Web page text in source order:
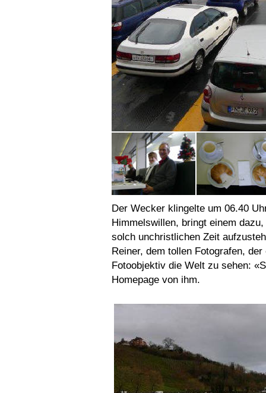
Der Wecker klingelte um 06.40
Himmelswillen, bringt einem
solch unchristlichen Zeit
Reiner, dem tollen Fotografen,
Fotoobjektiv die Welt zu sehen:
Homepage von ihm.